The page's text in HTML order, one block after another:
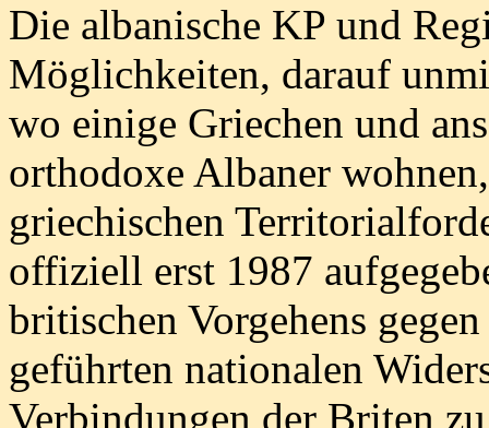
Die albanische KP und
Möglichkeiten, darauf
wo einige Griechen und
orthodoxe Albaner
griechischen
offiziell erst 1987
britischen Vorgehens
geführten nationalen
Verbindungen der Briten